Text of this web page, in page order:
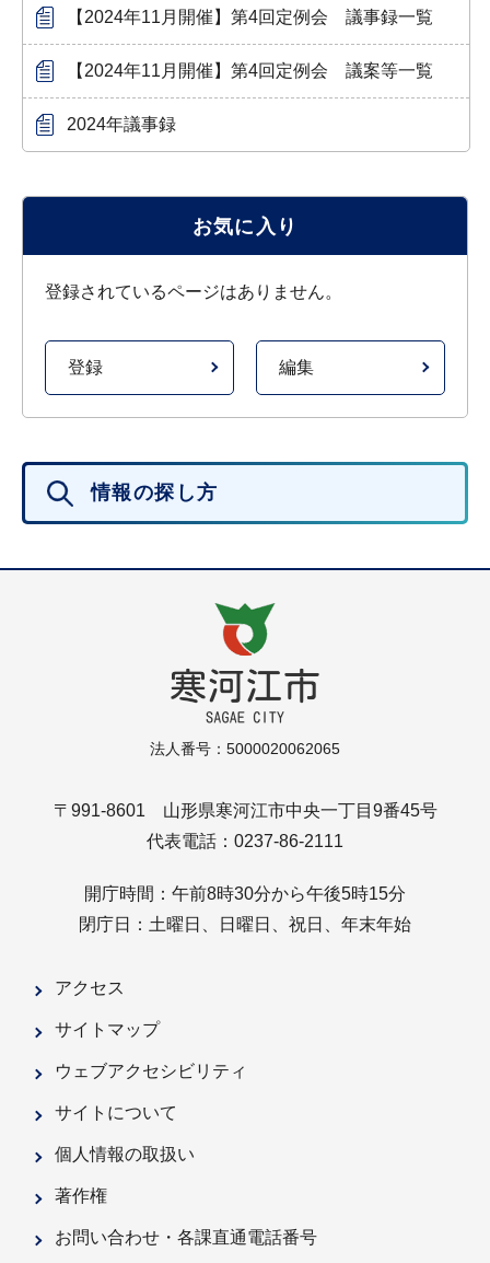
【2024年11月開催】第4回定例会 議事録一覧
【2024年11月開催】第4回定例会 議案等一覧
2024年議事録
お気に入り
登録されているページはありません。
登録 編集
情報の探し方
法人番号：5000020062065
〒991-8601 山形県寒河江市中央一丁目9番45号
代表電話：0237-86-2111
開庁時間：午前8時30分から午後5時15分
閉庁日：土曜日、日曜日、祝日、年末年始
アクセス
サイトマップ
ウェブアクセシビリティ
サイトについて
個人情報の取扱い
著作権
お問い合わせ・各課直通電話番号